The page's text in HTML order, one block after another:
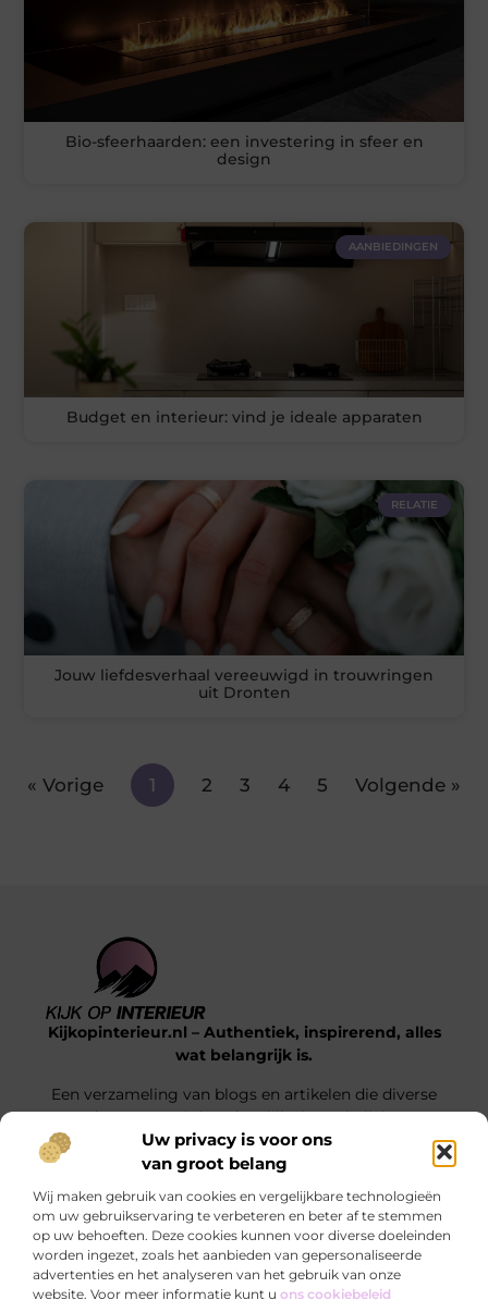
Uw privacy is voor ons
van groot belang
Wij maken gebruik van cookies en vergelijkbare technologieën
om uw gebruikservaring te verbeteren en beter af te stemmen
op uw behoeften. Deze cookies kunnen voor diverse doeleinden
worden ingezet, zoals het aanbieden van gepersonaliseerde
advertenties en het analyseren van het gebruik van onze
website. Voor meer informatie kunt u ons cookiebeleid
Bio-sfeerhaarden: een investering in sfeer en
design
AANBIEDINGEN
Budget en interieur: vind je ideale apparaten
RELATIE
Jouw liefdesverhaal vereeuwigd in trouwringen
uit Dronten
« Vorige 1 2 3 4 5 Volgende »
Kijkopinterieur.nl – Authentiek, inspirerend, alles
wat belangrijk is.
Een verzameling van blogs en artikelen die diverse
onderwerpen uit het dagelijks leven belichten.
Onze informatie
Bericht categorie